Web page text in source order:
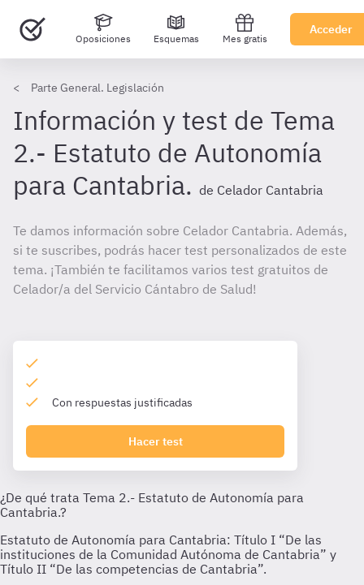
Oposiciones Esquemas Mes gratis
Acceder
Parte General. Legislación
Información y test de Tema
2.- Estatuto de Autonomía
para Cantabria. de Celador Cantabria
Te damos información sobre Celador Cantabria. Además,
si te suscribes, podrás hacer test personalizados de este
tema. ¡También te facilitamos varios test gratuitos de
Celador/a del Servicio Cántabro de Salud!
Con respuestas justificadas
Hacer test